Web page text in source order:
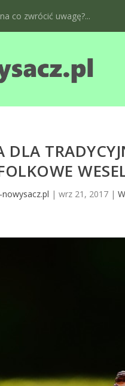
co zwrócić uwagę?...
|wrz 21, 2017 |